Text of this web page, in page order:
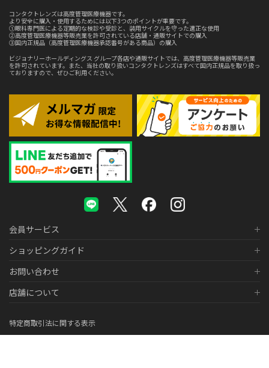
コンタクトレンズは高度管理医療機器です。
より安全に購入・使用するためには以下3つのポイントが重要です。
①眼科専門医による定期的な検診や受診と、装用サイクルを守った適正な使用
②高度管理医療機器等販売業を許可されている店舗・通販サイトでの購入
③国内正規品（高度管理医療機器承認番号がある商品）の購入
ビジョナリーホールディングス グループ各店や通販サイトでは、高度管理医療機器等販売業
を許可されています。また、当社の取り扱いコンタクトレンズはすべて国内正規品を取り扱っ
ておりますので、ぜひご利用ください。
会員サービス
ショッピングガイド
お問い合わせ
店舗について
特定商取引法に関する表示